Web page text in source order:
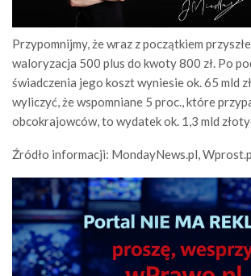
Przypomnijmy, że wraz z początkiem
waloryzacja 500 plus do kwoty 800 zł. Po
świadczenia jego koszt wyniesie ok. 65 mld
wyliczyć, że wspomniane 5 proc., które
obcokrajowców, to wydatek ok. 1,3 mld
Źródło informacji: MondayNews.pl,